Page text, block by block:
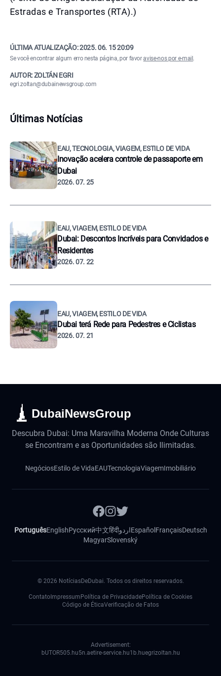
Estradas e Transportes (RTA).)
ÚLTIMA ATUALIZAÇÃO:2025. 06. 15 20:09
Se você encontrar algum erro nesta página, por favoravise-nos por e-mail .
AUTOR: ZOLTÁN EGRI
egri.zoltan@dubainewsgroup.com
Últimas Notícias
EAU, TECNOLOGIA, VIAGEM, ESTILO DE VIDA
Inovação acelera controle de passaporte em
Dubai
2026. 07. 25
EAU, VIAGEM, ESTILO DE VIDA
Dubai: Descontos Incríveis para Convidados e
Residentes
2026. 07. 22
EAU, VIAGEM, ESTILO DE VIDA
Dubai terá Rede para Pedestres e Ciclistas
2026. 07. 21
DubaiNewsGroup
Descubra Dubai: Uma Maravilha Moderna Onde Culturas
se Encontram e as Oportunidades são Ilimitadas.
NegóciosEstilo de VidaEAUTecnologiaViagemImobiliário
PortuguêsEnglishРусский中文हिंदीاردوEspañol FrançaisDeutsch
MagyarSlovenský
© 2026 NotíciasDeDubai. Todos os direitos reservados.
Contato Impressum Política de PrivacidadePolítica de Cookies
Código de ÉticaVerificação de Fatos
Advertisement:
bUTOR505.hu5n.aetire-service.hu1b.huegrizoltan.hu